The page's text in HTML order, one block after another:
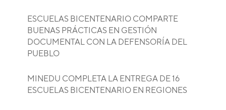
ESCUELAS BICENTENARIO COMPARTE
BUENAS PRÁCTICAS EN GESTIÓN
DOCUMENTAL CON LA DEFENSORÍA DEL
PUEBLO
MINEDU COMPLETA LA ENTREGA DE 16
ESCUELAS BICENTENARIO EN REGIONES